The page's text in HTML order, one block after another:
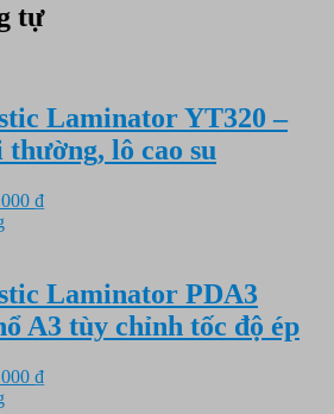
tự
Laminator YT320 –
lô cao su
₫Giá
1.050.000 ₫.
Laminator PDA3
A3 tùy chỉnh tốc độ ép
₫Giá